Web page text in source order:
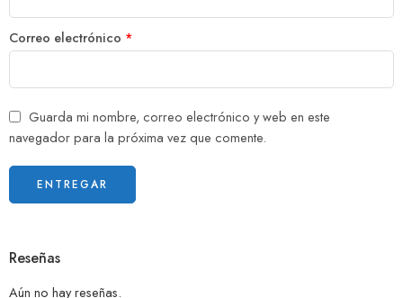
Correo electrónico *
Guarda mi nombre, correo electrónico y web en este
navegador para la próxima vez que comente.
Reseñas
Aún no hay reseñas.